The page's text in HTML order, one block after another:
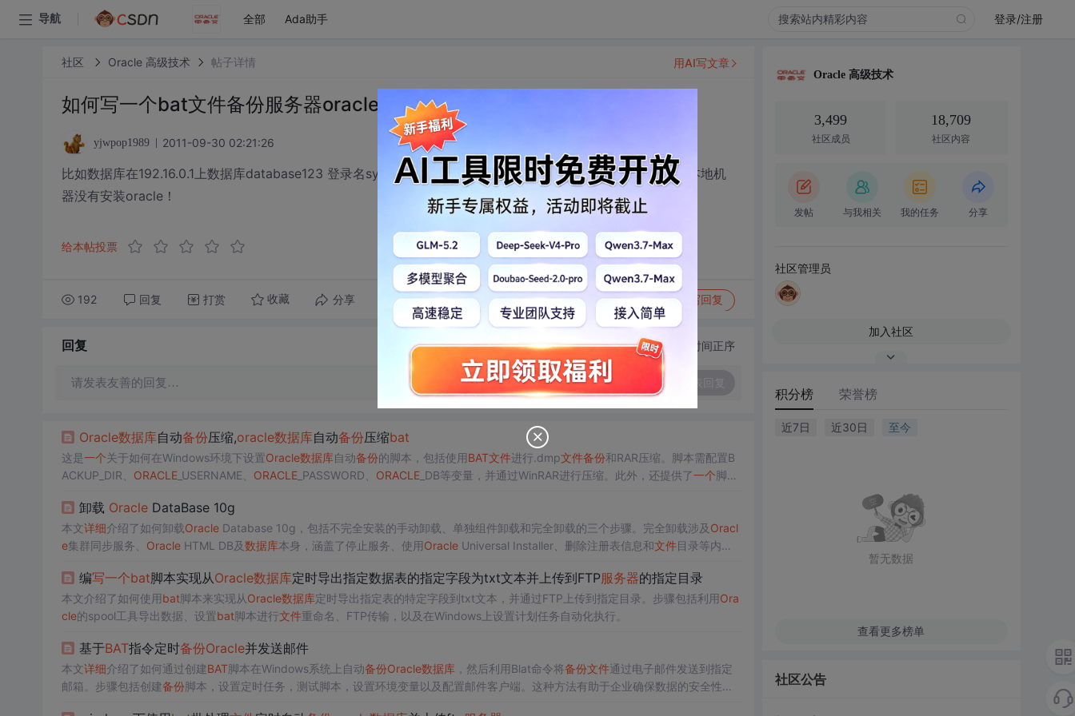
导航 全部 Ada助手 登录/注册
社区 Oracle 高级技术 帖子详情
如何写一个bat文件备份服务器oracle数据库！越详细越好！
yjwpop1989 2011-09-30 02:21:26
比如数据库在192.16.0.1上数据库database123 登录名sys 密码123 。本机是192.168.0.2如何备份到本地机器，本地机
器没有安装oracle！
给本帖投票
192 回复 打赏 收藏 分享 转发到动态 举报 写回复
用AI写文章
回复 切换为时间正序
请发表友善的回复…
Oracle数据库自动备份压缩,oracle数据库自动备份压缩bat
这是一个关于如何在Windows环境下设置Oracle数据库自动备份的脚本，包括使用BAT文件进行.dmp文件备份和RAR压缩。脚本需配置B
ACKUP_DIR、 ORACLE_USERNAME、 ORACLE_PASSWORD、 ORACLE_DB等变量，并通过WinRAR进行压缩。此外，还提供了一个脚本
卸载 OracleDataBase 10g
本文详细介绍了如何卸载OracleDatabase 10g，包括不完全安装的手动卸载、单独组件卸载和完全卸载的三个步骤。完全卸载涉及 Oracl
e集群同步服务、 OracleHTML DB及数据库本身，涵盖了停止服务、使用OracleUniversal Installer、删除注册表信息和文件目录等内
编写一个bat脚本实现从Oracle数据库定时导出指定数据表的指定字段为txt文本并上传到FTP服务器的指定目录
本文介绍了如何使用bat脚本来实现从Oracle数据库定时导出指定表的特定字段到txt文本，并通过FTP上传到指定目录。步骤包括利用Ora
cle的spool工具导出数据、设置bat脚本进行文件重命名、FTP传输，以及在Windows上设置计划任务自动化执行。
基于BAT指令定时备份Oracle并发送邮件
本文详细介绍了如何通过创建BAT脚本在Windows系统上自动备份Oracle数据库，然后利用Blat命令将备份文件通过电子邮件发送到指定
邮箱。步骤包括创建备份脚本，设置定时任务，测试脚本，设置环境变量以及配置邮件客户端。这种方法有助于企业确保数据的安全性和
Oracle 高级技术
3,499
社区成员
18,709
社区内容
发帖 与我相关 我的任务 分享
社区管理员
加入社区
积分榜 荣誉榜
近7日 近30日 至今
暂无数据
查看更多榜单
社区公告